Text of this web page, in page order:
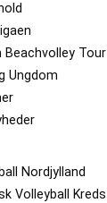
Beachvolley Tour
Ungdom
Nordjylland
Volleyball Kreds